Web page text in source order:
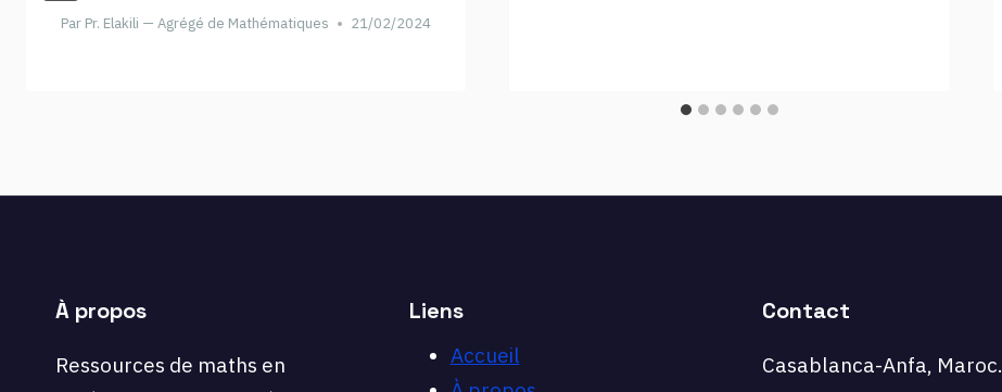
Par Pr. Elakili — Agrégé de Mathématiques 21/02/2024
À propos
Ressources de maths en
Liens
Accueil
Contact
Casablanca-Anfa, Maroc.